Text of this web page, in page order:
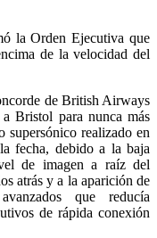
la Orden Ejecutiva que
de la velocidad del
de British Airways
Bristol para nunca más
supersónico realizado en
fecha, debido a la baja
de imagen a raíz del
atrás y a la aparición de
que reducía
de rápida conexión